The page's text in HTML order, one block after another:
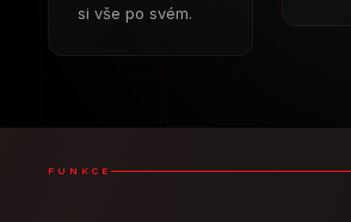
si vše po svém.
FUNKCE